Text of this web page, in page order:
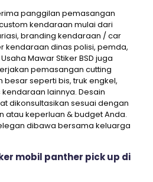
panggilan pemasangan
kendaraan mulai dari
branding kendaraan / car
kendaraan dinas polisi, pemda,
Mawar Stiker BSD juga
pemasangan cutting
besar seperti bis, truk engkel,
lainnya. Desain
dikonsultasikan sesuai dengan
atau keperluan & budget Anda.
dibawa bersama keluarga
mobil panther pick up di